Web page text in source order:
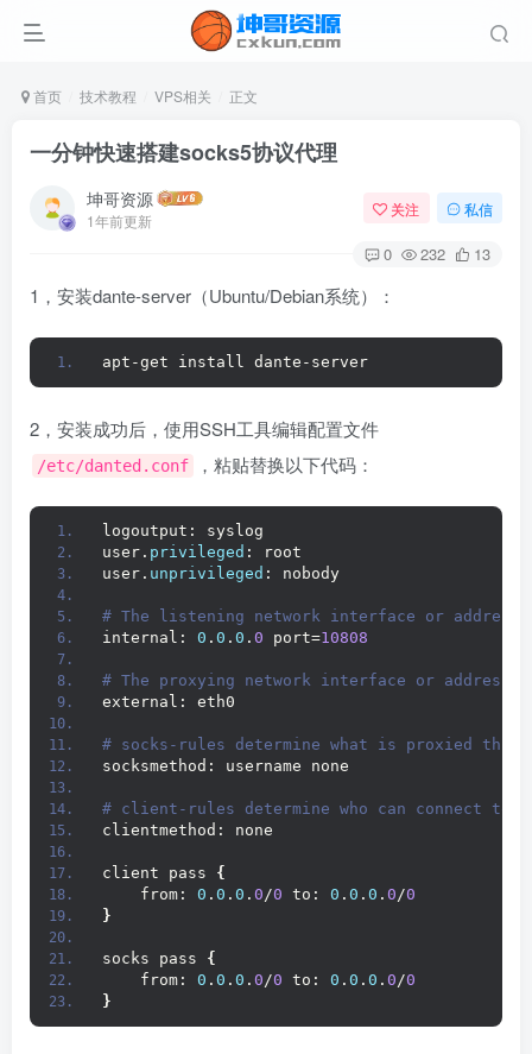
首页 技术教程 VPS相关 正文
一分钟快速搭建socks5协议代理
坤哥资源
1年前更新
关注 私信
0 232 13
1，安装dante-server（Ubuntu/Debian系统）：
apt-get install dante-server
2，安装成功后，使用SSH工具编辑配置文件
/etc/danted.conf ，粘贴替换以下代码：
logoutput: syslog
user. privileged : root
user. unprivileged : nobody
# The listening network interface or address.
internal: 0 . 0 . 0 . 0 port=10808
# The proxying network interface or address.
external: eth0
# socks-rules determine what is proxied
socksmethod: username none
# client-rules determine who can connect
clientmethod: none
client pass {
    from:
0 . 0 . 0 . 0/0 to: 0 . 0 . 0 . 0/0
}
socks pass {
    from:
0 . 0 . 0 . 0/0 to: 0 . 0 . 0 . 0/0
}